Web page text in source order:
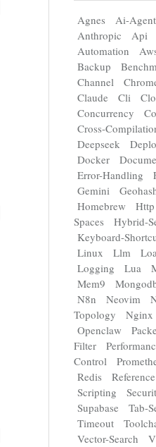
Agnes Ai-Agent
Anthropic
Api
Automation
Backup
Channel
Claude
Cli
Concurrency
Cross-
Deepseek
Docker
Error-Handling
Gemini
Homebrew
Http
Spaces
Hybrid-
Keyboard-
Linux
Llm
Logging
Lua
Mem9
N8n
Neovim
Topology
Nginx
Openclaw
Filter
Control
Redis
Reference
Scripting
Supabase
Tab-
Timeout
Vector-Search